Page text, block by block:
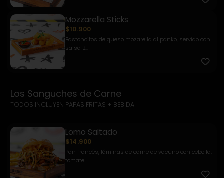
Mozzarella Sticks
$10.900
Bastoncitos de queso mozarella al panko, servido con
salsa B...
Los Sanguches de Carne
TODOS INCLUYEN PAPAS FRITAS + BEBIDA
Lomo Saltado
$14.900
Pan francés, láminas de carne de vacuno con cebolla,
tomate ...